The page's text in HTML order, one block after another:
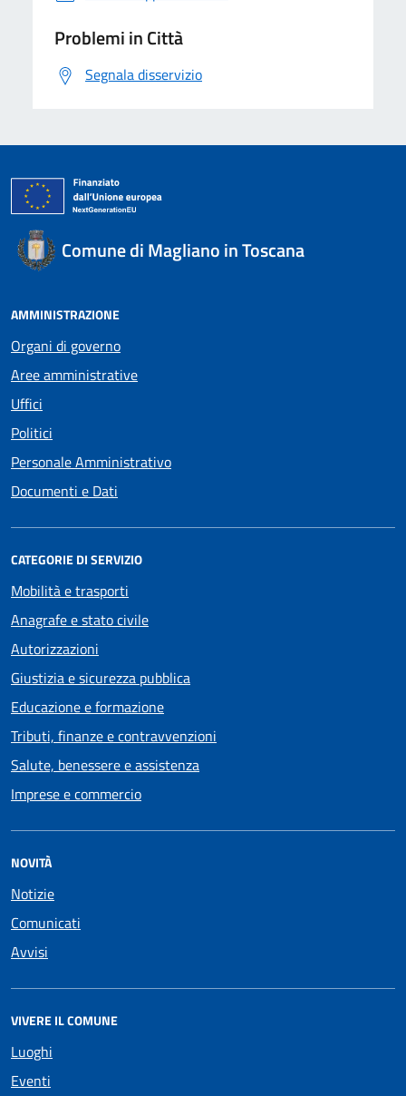
Problemi in Città
Segnala disservizio
Comune di Magliano in Toscana
AMMINISTRAZIONE
Organi di governo
Aree amministrative
Uffici
Politici
Personale Amministrativo
Documenti e Dati
CATEGORIE DI SERVIZIO
Mobilità e trasporti
Anagrafe e stato civile
Autorizzazioni
Giustizia e sicurezza pubblica
Educazione e formazione
Tributi, finanze e contravvenzioni
Salute, benessere e assistenza
Imprese e commercio
NOVITÀ
Notizie
Comunicati
Avvisi
VIVERE IL COMUNE
Luoghi
Eventi